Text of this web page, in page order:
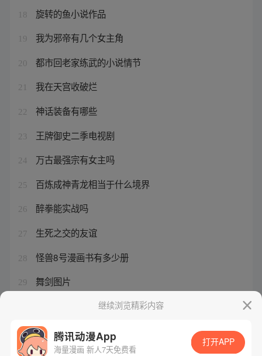
18 旋转的鱼小说作品
19 我为邪帝有几个女主角
20 都市回老家练武的小说情节
21 我在天宫收破烂
22 神话装备有哪些
23 王牌御史二季电视剧
24 万古最强宗有女主吗
25 百炼成神青龙相当于什么境界
26 醉拳能实战吗
27 生死之交的友谊
28 怪兽8号漫画书有多少册
29 舞剑图片
继续浏览精彩内容
腾讯动漫App
海量漫画 新人7天免费看
打开APP